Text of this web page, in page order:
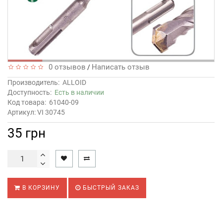
0 отзывов / Написать отзыв
Производитель: ALLOID
Доступность: Есть в наличии
Код товара: 61040-09
Артикул: VI 30745
35 грн
В КОРЗИНУ БЫСТРЫЙ ЗАКАЗ